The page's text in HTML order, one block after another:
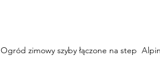
Ogród zimowy szyby łączone na step